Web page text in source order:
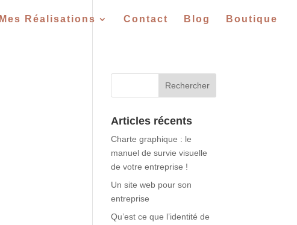
Mes Réalisations Contact Blog Boutique
Articles récents
Charte graphique : le
manuel de survie visuelle
de votre entreprise !
Un site web pour son
entreprise
Qu’est ce que l’identité de